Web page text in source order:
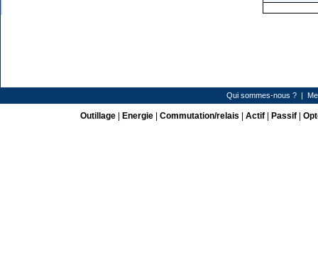
Qui sommes-nous ? |
Outillage| Energie| Commutation/relais Actif| Passif|